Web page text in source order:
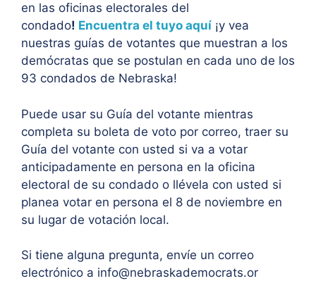
en las oficinas electorales del
condado! Encuentra el tuyo aquí ¡y vea
nuestras guías de votantes que muestran a los
demócratas que se postulan en cada uno de los
93 condados de Nebraska!
Puede usar su Guía del votante mientras
completa su boleta de voto por correo, traer su
Guía del votante con usted si va a votar
anticipadamente en persona en la oficina
electoral de su condado o llévela con usted si
planea votar en persona el 8 de noviembre en
su lugar de votación local.
Si tiene alguna pregunta, envíe un correo
electrónico a info@nebraskademocrats.or